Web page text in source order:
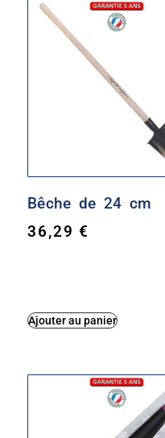
Bêche de 24 cm
36,29€
Ajouter au panier